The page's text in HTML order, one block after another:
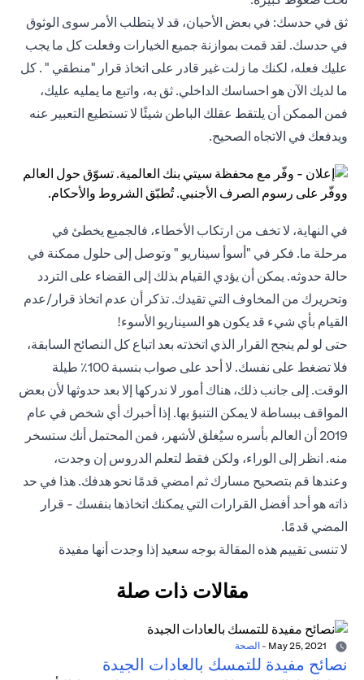
ثق في حدسك: في بعض الأحيان، قد لا يتطلب الأمر سوى الوثوق
في حدسك. لقد قمت بموازنة جميع الخيارات وفعلت كل ما يجب
عليك فعله، لكنك ما زلت غير قادر على اتخاذ قرار "منطقي " . كل
ما لديك الآن هو احساسك الداخلي. ثق به، واتبع ما يمليه عليك،
فمن الممكن أن يلتقط عقلك الباطن شيئًا لا تستطيع التعبير عنه
ويدفعك في الاتجاه الصحيح.
في النهاية، لا تخف من ارتكاب الأخطاء، فالجميع يخطئ في
مرحلة ما. فكر في "أسوأ سيناريو " وتوصل إلى حلول ممكنة في
حالة حدوثه. يمكن أن يؤدي القيام بذلك إلى القضاء على التردد
وتحريرك من المخاوف التي تقيدك. تذكر أن عدم اتخاذ قرار/عدم
القيام بأي شيء قد يكون هو السيناريو الأسوء!
حتى لو لم ينجح القرار الذي اتخذته بعد اتباع كل النصائح السابقة،
فلا تضغط على نفسك. لا أحد على صواب بنسبة 100٪ طيلة
الوقت. إلى جانب ذلك، هناك أمور لا ندركها إلا بعد حدوثها لأن بعض
المواقف ببساطة لا يمكن التنبؤ بها. إذا أخبرك أي شخص في عام
2019 أن العالم بأسره سيُغلق لأشهر، فمن المحتمل أنك ستسخر
منه. انظر إلى الوراء، ولكن فقط لتعلم الدروس إن وجدت،
وعندها قم بتصحيح مسارك ثم امضي قدمًا نحو هدفك. هذا في حد
ذاته هو أحد أفضل القرارات التي يمكنك اتخاذها بنفسك - قرار
المضي قدمًا.
لا تنسى تقييم هذه المقالة بوجه سعيد إذا وجدت أنها مفيدة
مقالات ذات صلة
- الصحة
نصائح مفيدة للتمسك بالعادات الجيدة